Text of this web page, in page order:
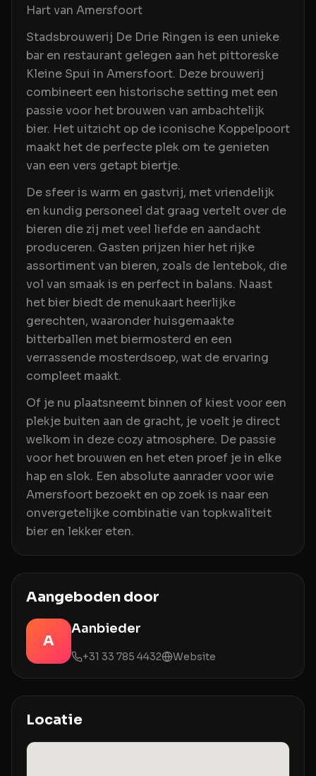
Hart van Amersfoort
Stadsbrouwerij De Drie Ringen is een unieke
bar en restaurant gelegen aan het pittoreske
Kleine Spui in Amersfoort. Deze brouwerij
combineert een historische setting met een
passie voor het brouwen van ambachtelijk
bier. Het uitzicht op de iconische Koppelpoort
maakt het de perfecte plek om te genieten
van een vers getapt biertje.
De sfeer is warm en gastvrij, met vriendelijk
en kundig personeel dat graag vertelt over de
bieren die zij met veel liefde en aandacht
produceren. Gasten prijzen hier het rijke
assortiment van bieren, zoals de lentebok, die
vol van smaak is en perfect in balans. Naast
het bier biedt de menukaart heerlijke
gerechten, waaronder huisgemaakte
bitterballen met biermosterd en een
verrassende mosterdsoep, wat de ervaring
compleet maakt.
Of je nu plaatsneemt binnen of kiest voor een
plekje buiten aan de gracht, je voelt je direct
welkom in deze cozy atmosphere. De passie
voor het brouwen en het eten proef je in elke
hap en slok. Een absolute aanrader voor wie
Amersfoort bezoekt en op zoek is naar een
onvergetelijke combinatie van topkwaliteit
bier en lekker eten.
Aangeboden door
A
Aanbieder
+31 33 785 4432 Website
Locatie